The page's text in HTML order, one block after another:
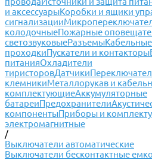
и аксессуарыКоробки и ящики
сигнализации
колодочныеПожарные
светозвуковыеРазъемы
проходкиПускатели и контакторы
питанияОхладители
тиристоровДатчики
клемникиМеталлорукав и
комплектующиеАккумуляторные
батареиПредохранители
компонентыПриборы и
электромагнитные
/
Выключатели автоматические
Выключатели бесконтактные